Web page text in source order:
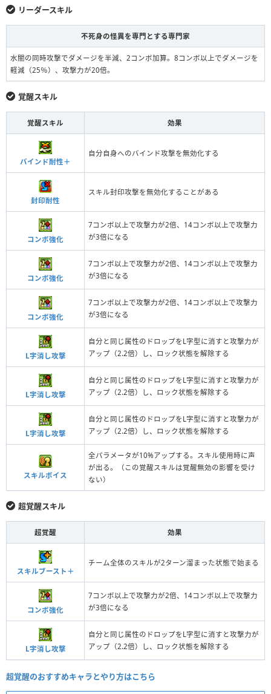
リーダースキル
不死身の怪異を専門とする専門家
水闇の同時攻撃でダメージを半減、2コンボ加算。8コンボ以上でダメージを
軽減（25％）、攻撃力が20倍。
覚醒スキル
覚醒スキル 効果
バインド耐性＋
自分自身へのバインド攻撃を無効化する
封印耐性
スキル封印攻撃を無効化することがある
コンボ強化
7コンボ以上で攻撃力が2倍、14コンボ以上で攻撃力
が3倍になる
コンボ強化
7コンボ以上で攻撃力が2倍、14コンボ以上で攻撃力
が3倍になる
コンボ強化
7コンボ以上で攻撃力が2倍、14コンボ以上で攻撃力
が3倍になる
L字消し攻撃
自分と同じ属性のドロップをL字型に消すと攻撃力が
アップ（2.2倍）し、ロック状態を解除する
L字消し攻撃
自分と同じ属性のドロップをL字型に消すと攻撃力が
アップ（2.2倍）し、ロック状態を解除する
L字消し攻撃
自分と同じ属性のドロップをL字型に消すと攻撃力が
アップ（2.2倍）し、ロック状態を解除する
スキルボイス
全パラメータが10%アップする。スキル使用時に声
が出る。（この覚醒スキルは覚醒無効の影響を受け
ない）
超覚醒スキル
超覚醒 効果
スキルブースト＋
チーム全体のスキルが2ターン溜まった状態で始まる
コンボ強化
7コンボ以上で攻撃力が2倍、14コンボ以上で攻撃力
が3倍になる
L字消し攻撃
自分と同じ属性のドロップをL字型に消すと攻撃力が
アップ（2.2倍）し、ロック状態を解除する
超覚醒のおすすめキャラとやり方はこちら